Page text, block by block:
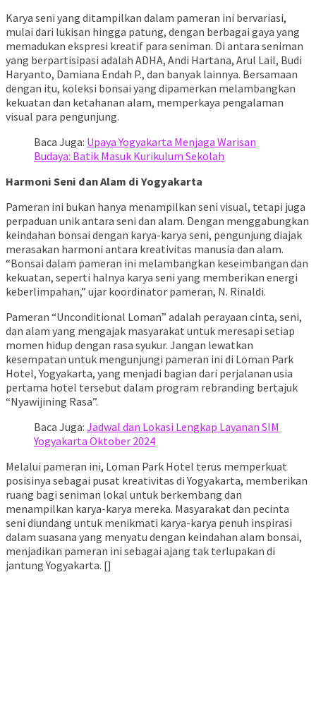
Karya seni yang ditampilkan dalam pameran ini bervariasi,
mulai dari lukisan hingga patung, dengan berbagai gaya yang
memadukan ekspresi kreatif para seniman. Di antara seniman
yang berpartisipasi adalah ADHA, Andi Hartana, Arul Lail, Budi
Haryanto, Damiana Endah P., dan banyak lainnya. Bersamaan
dengan itu, koleksi bonsai yang dipamerkan melambangkan
kekuatan dan ketahanan alam, memperkaya pengalaman
visual para pengunjung.
Baca Juga: Upaya Yogyakarta Menjaga Warisan
Budaya: Batik Masuk Kurikulum Sekolah
Harmoni Seni dan Alam di Yogyakarta
Pameran ini bukan hanya menampilkan seni visual, tetapi juga
perpaduan unik antara seni dan alam. Dengan menggabungkan
keindahan bonsai dengan karya-karya seni, pengunjung diajak
merasakan harmoni antara kreativitas manusia dan alam.
“Bonsai dalam pameran ini melambangkan keseimbangan dan
kekuatan, seperti halnya karya seni yang memberikan energi
keberlimpahan,” ujar koordinator pameran, N. Rinaldi.
Pameran “Unconditional Loman” adalah perayaan cinta, seni,
dan alam yang mengajak masyarakat untuk meresapi setiap
momen hidup dengan rasa syukur. Jangan lewatkan
kesempatan untuk mengunjungi pameran ini di Loman Park
Hotel, Yogyakarta, yang menjadi bagian dari perjalanan usia
pertama hotel tersebut dalam program rebranding bertajuk
“Nyawijining Rasa”.
Baca Juga: Jadwal dan Lokasi Lengkap Layanan SIM
Yogyakarta Oktober 2024
Melalui pameran ini, Loman Park Hotel terus memperkuat
posisinya sebagai pusat kreativitas di Yogyakarta, memberikan
ruang bagi seniman lokal untuk berkembang dan
menampilkan karya-karya mereka. Masyarakat dan pecinta
seni diundang untuk menikmati karya-karya penuh inspirasi
dalam suasana yang menyatu dengan keindahan alam bonsai,
menjadikan pameran ini sebagai ajang tak terlupakan di
jantung Yogyakarta. []